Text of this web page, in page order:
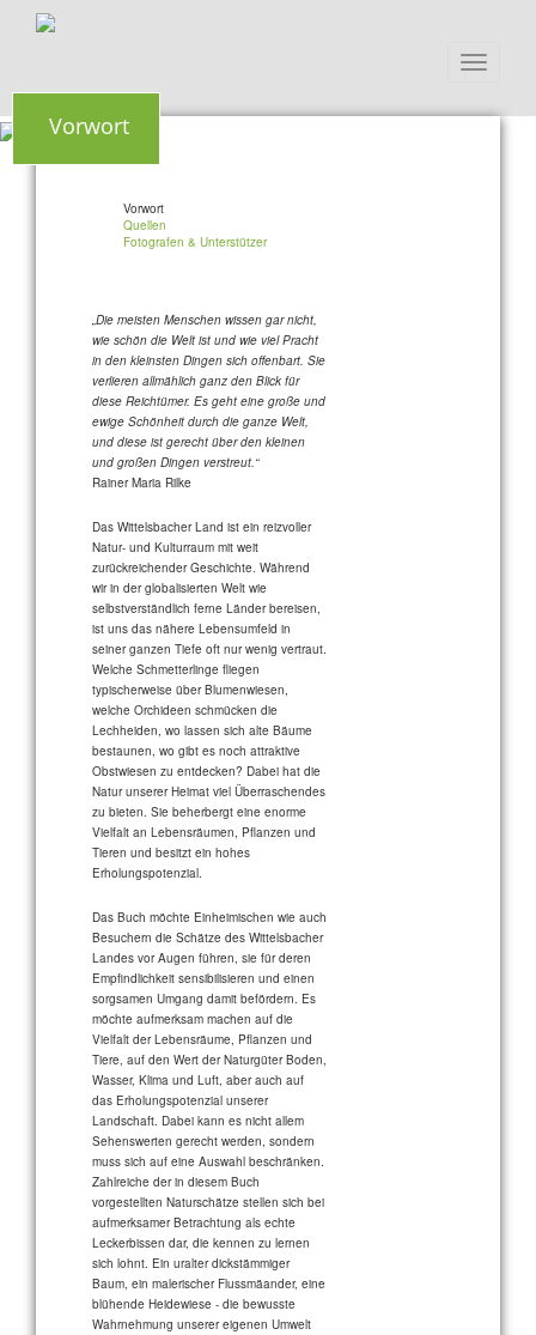
Toggle
Vorwort
Vorwort
Quellen
Fotografen & Unterstützer
„Die meisten Menschen wissen gar nicht,
wie schön die Welt ist und wie viel Pracht
in den kleinsten Dingen sich offenbart. Sie
verlieren allmählich ganz den Blick für
diese Reichtümer. Es geht eine große und
ewige Schönheit durch die ganze Welt,
und diese ist gerecht über den kleinen
und großen Dingen verstreut.“
Rainer Maria Rilke
Das Wittelsbacher Land ist ein reizvoller
Natur- und Kulturraum mit weit
zurückreichender Geschichte. Während
wir in der globalisierten Welt wie
selbstverständlich ferne Länder bereisen,
ist uns das nähere Lebensumfeld in
seiner ganzen Tiefe oft nur wenig vertraut.
Welche Schmetterlinge fliegen
typischerweise über Blumenwiesen,
welche Orchideen schmücken die
Lechheiden, wo lassen sich alte Bäume
bestaunen, wo gibt es noch attraktive
Obstwiesen zu entdecken? Dabei hat die
Natur unserer Heimat viel Überraschendes
zu bieten. Sie beherbergt eine enorme
Vielfalt an Lebensräumen, Pflanzen und
Tieren und besitzt ein hohes
Erholungspotenzial.
Das Buch möchte Einheimischen wie auch
Besuchern die Schätze des Wittelsbacher
Landes vor Augen führen, sie für deren
Empfindlichkeit sensibilisieren und einen
sorgsamen Umgang damit befördern. Es
möchte aufmerksam machen auf die
Vielfalt der Lebensräume, Pflanzen und
Tiere, auf den Wert der Naturgüter Boden,
Wasser, Klima und Luft, aber auch auf
das Erholungspotenzial unserer
Landschaft. Dabei kann es nicht allem
Sehenswerten gerecht werden, sondern
muss sich auf eine Auswahl beschränken.
Zahlreiche der in diesem Buch
vorgestellten Naturschätze stellen sich bei
aufmerksamer Betrachtung als echte
Leckerbissen dar, die kennen zu lernen
sich lohnt. Ein uralter dickstämmiger
Baum, ein malerischer Flussmäander, eine
blühende Heidewiese - die bewusste
Wahrnehmung unserer eigenen Umwelt